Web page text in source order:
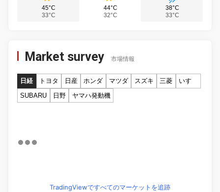
45°C
33°C
44°C
32°C
38°C
33°C
Market survey 市場情報
日経 トヨタ 日産 ホンダ マツダ スズキ 三菱
いすゞ
SUBARU
日野 ヤマハ発動機
TradingViewですべてのマーケットを追跡